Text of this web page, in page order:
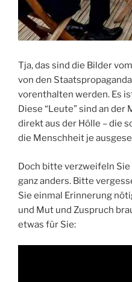
Tja, das sind die Bilder
von den
vorenthalten werden. Es
Diese “Leute” sind an der
direkt aus der Hölle – die
die Menschheit je
Doch bitte verzweifeln
ganz anders. Bitte
Sie einmal Erinnerung
und Mut und Zuspruch
etwas für Sie: